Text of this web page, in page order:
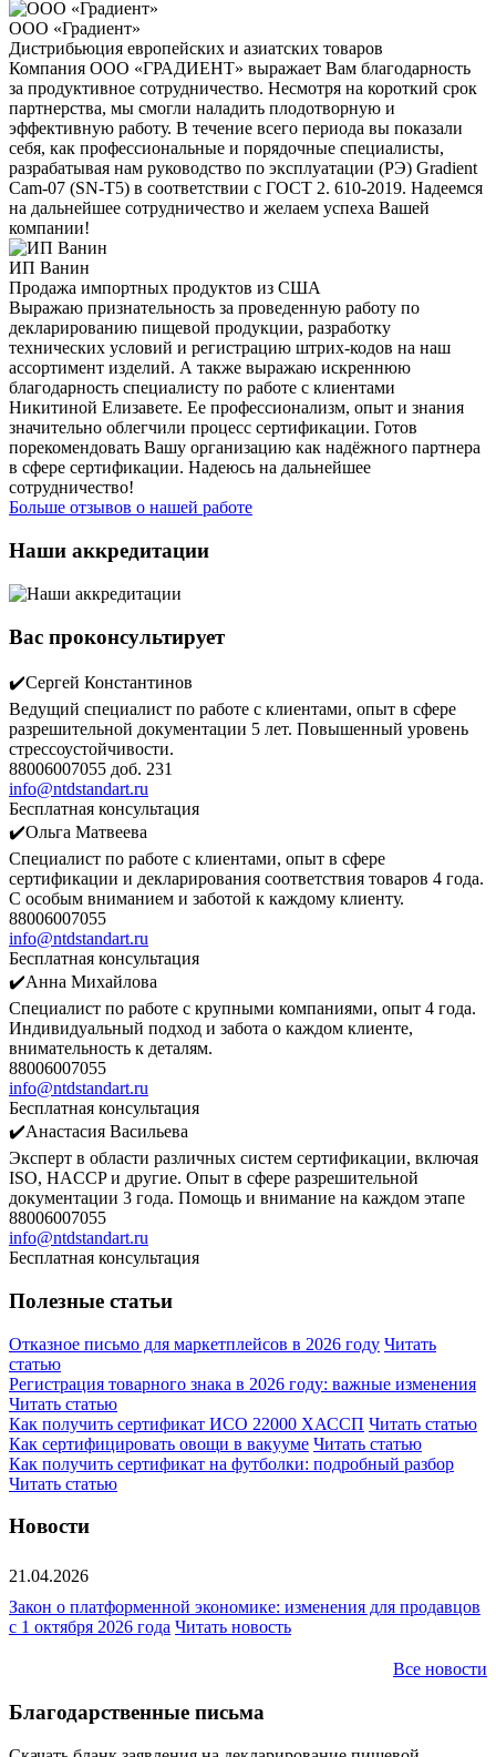
ООО «Градиент»
Дистрибьюция европейских и азиатских товаров
Компания ООО «ГРАДИЕНТ» выражает Вам благодарность
за продуктивное сотрудничество. Несмотря на короткий срок
партнерства, мы смогли наладить плодотворную и
эффективную работу. В течение всего периода вы показали
себя, как профессиональные и порядочные специалисты,
разрабатывая нам руководство по эксплуатации (РЭ) Gradient
Cam-07 (SN-T5) в соответствии с ГОСТ 2. 610-2019. Надеемся
на дальнейшее сотрудничество и желаем успеха Вашей
компании!
ИП Ванин
Продажа импортных продуктов из США
Выражаю признательность за проведенную работу по
декларированию пищевой продукции, разработку
технических условий и регистрацию штрих-кодов на наш
ассортимент изделий. А также выражаю искреннюю
благодарность специалисту по работе с клиентами
Никитиной Елизавете. Ее профессионализм, опыт и знания
значительно облегчили процесс сертификации. Готов
порекомендовать Вашу организацию как надёжного партнера
в сфере сертификации. Надеюсь на дальнейшее
сотрудничество!
Больше отзывов о нашей работе
Наши аккредитации
Вас проконсультирует
✔️Сергей Константинов
Ведущий специалист по работе с клиентами, опыт в сфере
разрешительной документации 5 лет. Повышенный уровень
стрессоустойчивости.
88006007055 доб. 231
info@ntdstandart.ru
Бесплатная консультация
✔️Ольга Матвеева
Специалист по работе с клиентами, опыт в сфере
сертификации и декларирования соответствия товаров 4 года.
С особым вниманием и заботой к каждому клиенту.
88006007055
info@ntdstandart.ru
Бесплатная консультация
✔️Анна Михайлова
Специалист по работе с крупными компаниями, опыт 4 года.
Индивидуальный подход и забота о каждом клиенте,
внимательность к деталям.
88006007055
info@ntdstandart.ru
Бесплатная консультация
✔️Анастасия Васильева
Эксперт в области различных систем сертификации, включая
ISO, HACCP и другие. Опыт в сфере разрешительной
документации 3 года. Помощь и внимание на каждом этапе
88006007055
info@ntdstandart.ru
Бесплатная консультация
Полезные статьи
Отказное письмо для маркетплейсов в 2026 году Читать
статью
Регистрация товарного знака в 2026 году: важные изменения
Читать статью
Как получить сертификат ИСО 22000 ХАССП Читать статью
Как сертифицировать овощи в вакууме Читать статью
Как получить сертификат на футболки: подробный разбор
Читать статью
Новости
21.04.2026
Закон о платформенной экономике: изменения для продавцов
с 1 октября 2026 года Читать новость
Все новости
Благодарственные письма